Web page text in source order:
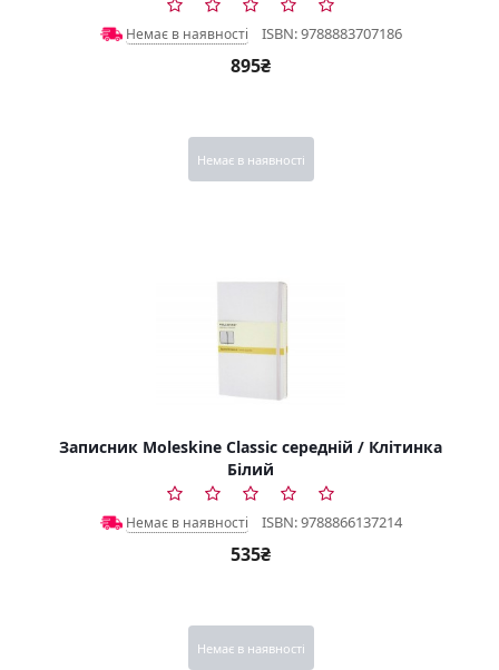
Немає в наявності ISBN: 9788883707186
895₴
Немає в наявності
Записник Moleskine Classic середній / Клітинка
Білий
Немає в наявності ISBN: 9788866137214
535₴
Немає в наявності